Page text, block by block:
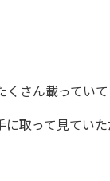
くさん載っていて
取って見てい